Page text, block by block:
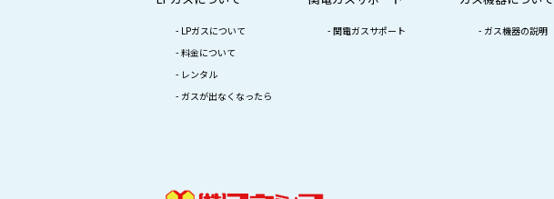
LPガスについて
料金について
レンタル
ガスが出なくなったら
関電ガスサポート ガス機器の説明